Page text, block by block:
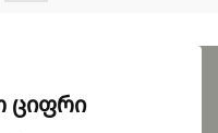
ციფრი